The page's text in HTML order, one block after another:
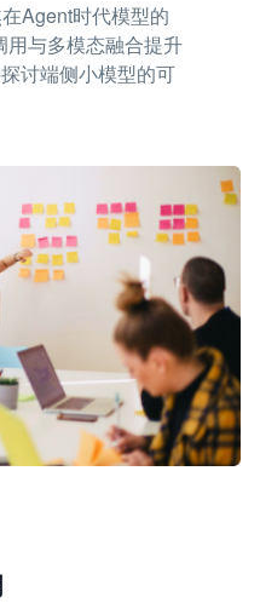
Agent时代模型的
与多模态融合提升
讨端侧小模型的可